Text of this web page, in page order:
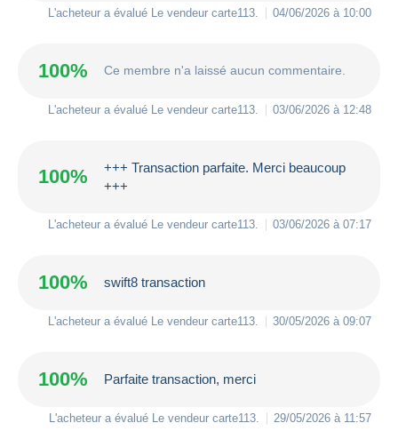
L'acheteur a évalué Le vendeur carte113 04/06/2026 à 10:00
100% Ce membre n'a laissé aucun commentaire.
L'acheteur a évalué Le vendeur carte113 03/06/2026 à 12:48
100%
+++ Transaction parfaite. Merci beaucoup
+++
L'acheteur a évalué Le vendeur carte113 03/06/2026 à 07:17
100% swift8 transaction
L'acheteur a évalué Le vendeur carte113 30/05/2026 à 09:07
100% Parfaite transaction, merci
L'acheteur a évalué Le vendeur carte113 29/05/2026 à 11:57